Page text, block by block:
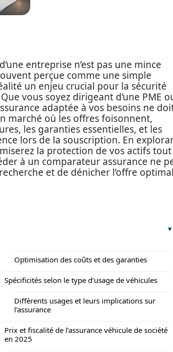
entreprise n’est pas une mince
perçue comme une simple
un enjeu crucial pour la sécurité
vous soyez dirigeant d’une PME
adaptée à vos besoins ne
marché où les offres foisonnent,
les garanties essentielles, et les
lors de la souscription. En
la protection de vos actifs
à un comparateur assurance ne
et de dénicher l’offre
Optimisation des coûts et des garanties
Spécificités selon le type d’usage de véhicules
Différents usages et leurs implications sur
l’assurance
Prix et fiscalité de l’assurance véhicule de société
en 2025